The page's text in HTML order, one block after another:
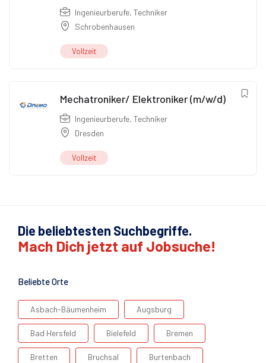
Ingenieurberufe, Techniker
Schrobenhausen
Vollzeit
Mechatroniker/ Elektroniker (m/w/d)
Ingenieurberufe, Techniker
Dresden
Vollzeit
Die beliebtesten Suchbegriffe.
Mach Dich jetzt auf Jobsuche!
Beliebte Orte
Asbach-Bäumenheim Augsburg
Bad Hersfeld Bielefeld Bremen
Bretten Bruchsal Burtenbach